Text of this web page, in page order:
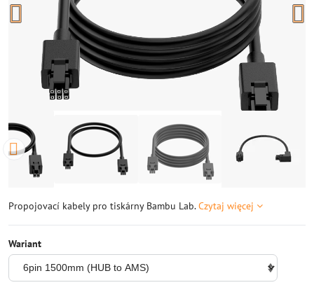
Propojovací kabely pro tiskárny Bambu Lab.Czytaj więcej
Wariant